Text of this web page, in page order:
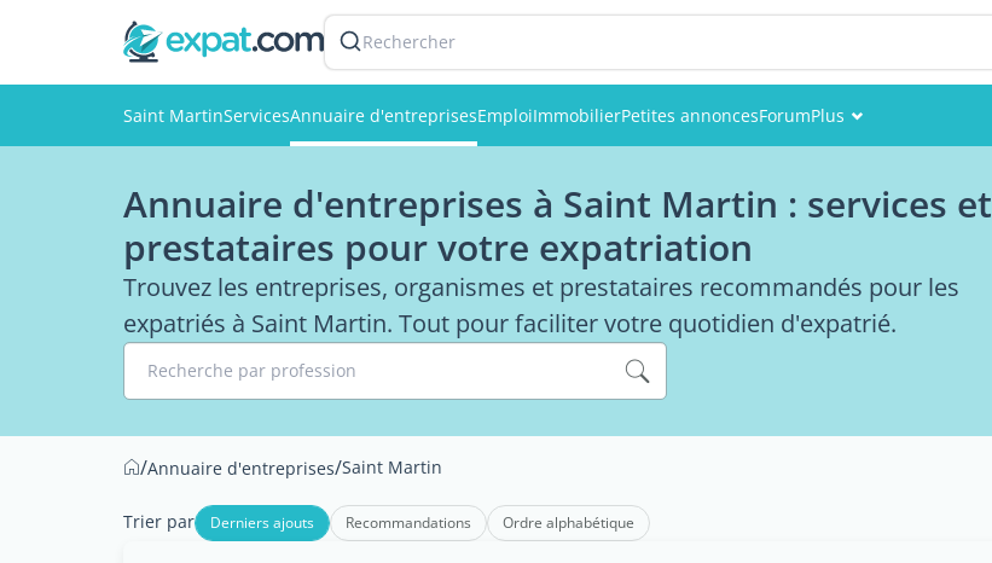
Rechercher
Saint MartinServicesAnnuaire d'entreprisesEmploiImmobilierPetites annoncesForumPlus
Membres
Photos
Annuaire d'entreprises à Saint Martin : services et
prestataires pour votre expatriation
Trouvez les entreprises, organismes et prestataires recommandés pour les
expatriés à Saint Martin. Tout pour faciliter votre quotidien d'expatrié.
Recherche par profession
/Annuaire d'entreprises/Saint Martin
Trier par Derniers ajouts Recommandations Ordre alphabétique